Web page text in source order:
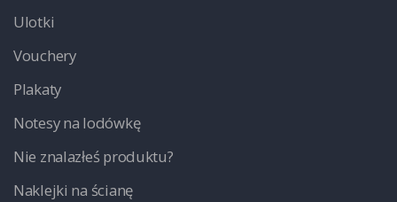
Ulotki
Vouchery
Plakaty
Notesy na lodówkę
Nie znalazłeś produktu?
Naklejki na ścianę